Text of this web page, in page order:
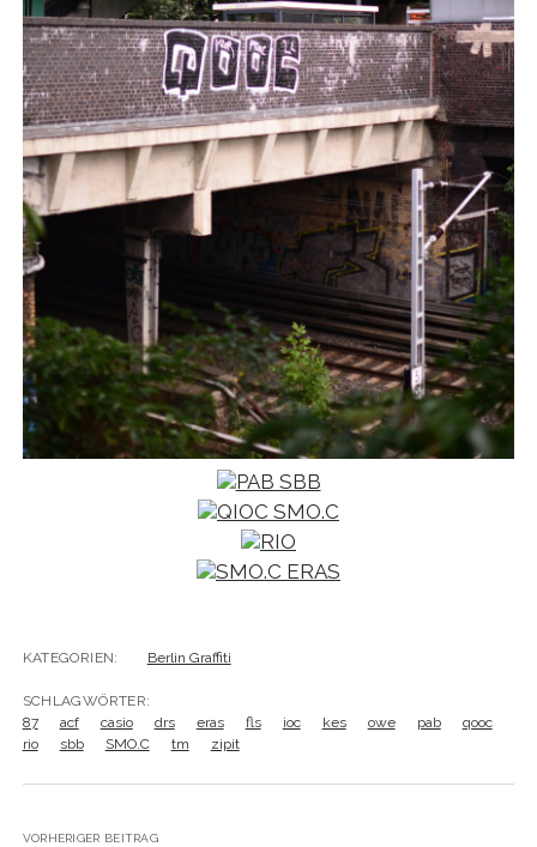
KATEGORIEN: Berlin Graffiti
SCHLAGWÖRTER:
87
acf casio drs eras fls ioc kes owe pab
qooc
rio
sbb SMO.C tm zipit
VORHERIGER BEITRAG